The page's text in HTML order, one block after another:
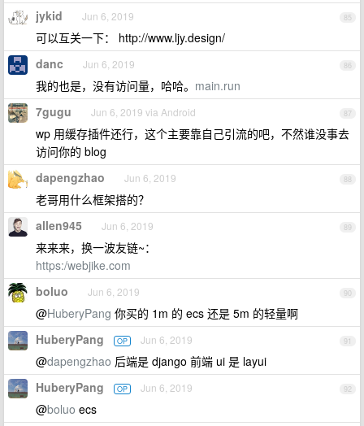
85
jykid Jun 6, 2019
可以互关一下： http://www.ljy.design/
86
danc Jun 6, 2019
我的也是，没有访问量，哈哈。 main.run
87
7gugu Jun 6, 2019 via Android
wp 用缓存插件还行，这个主要靠自己引流的吧，不然谁没事去
访问你的 blog
88
dapengzhao Jun 6, 2019
老哥用什么框架搭的？
89
allen945 Jun 6, 2019
来来来，换一波友链~：
https:/webjike.com
90
boluo Jun 6, 2019
@HuberyPang 你买的 1m 的 ecs 还是 5m 的轻量啊
91
HuberyPang OP Jun 6, 2019
@dapengzhao 后端是 django 前端 ui 是 layui
92
HuberyPang OP Jun 6, 2019
@boluo ecs